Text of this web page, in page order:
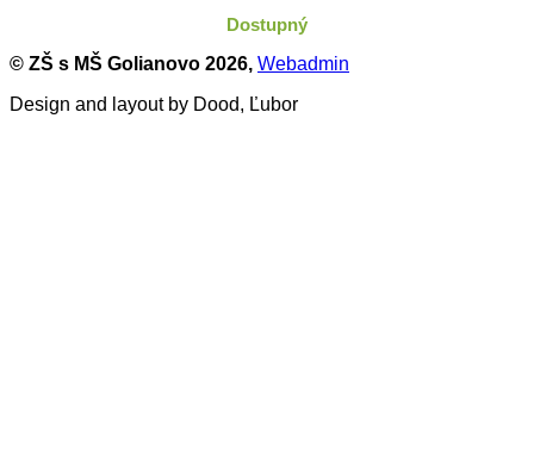
Dostupný
© ZŠ s MŠ Golianovo 2026, Webadmin
Design and layout by Dood, Ľubor